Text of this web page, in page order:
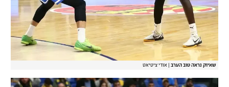
שאיוק נראה טוב הערב אודי ציטיאט